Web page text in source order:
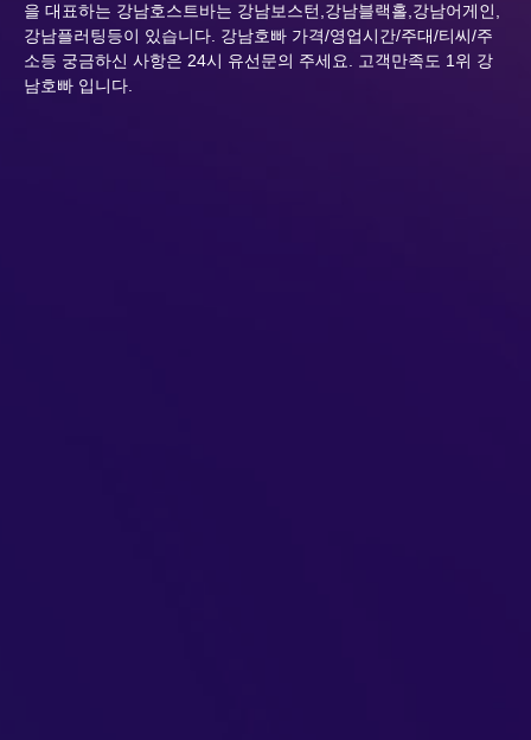
을 대표하는 강남호스트바는 강남보스턴,강남블랙홀,강남어게인,
강남플러팅등이 있습니다. 강남호빠 가격/영업시간/주대/티씨/주
소등 궁금하신 사항은 24시 유선문의 주세요. 고객만족도 1위 강
남호빠 입니다.